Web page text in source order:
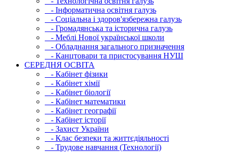
- Інфopматична освітня галузь
- Соціальна і здоров'язбережна галузь
- Громадянська та історична галузь
- Меблі Нової української школи
- Обладнання загального призначення
- Канцтовари та пристосування НУШ
СЕРЕДНЯ ОСВIТА
- Кабінет фізики
- Кабінет хімії
- Кабінет біології
- Кабінет математики
- Кабінет географії
- Кабінет історії
- Захист України
- Клас безпеки та життєдіяльності
- Трудове навчання (Технології)